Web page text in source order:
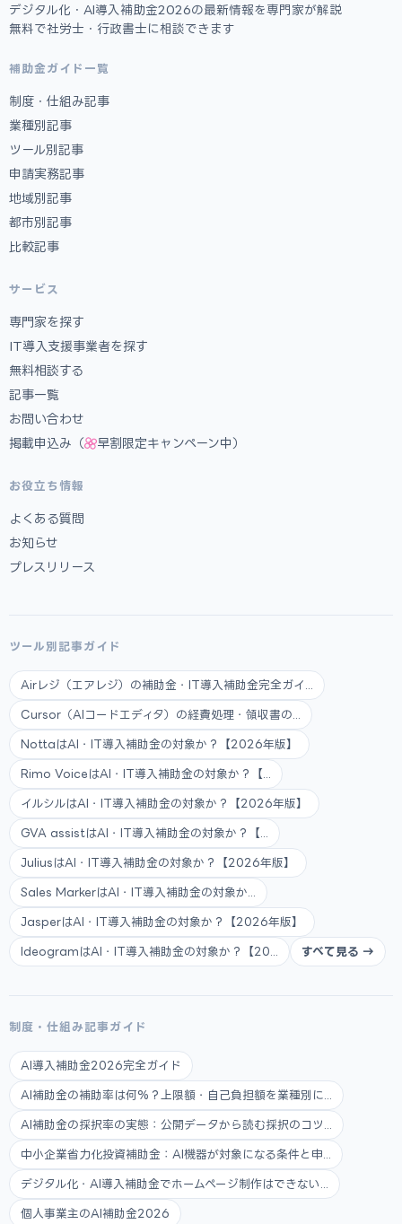
デジタル化・AI導入補助金2026の最新情報を専門家が解説
無料で社労士・行政書士に相談できます
補助金ガイド一覧
制度・仕組み記事
業種別記事
ツール別記事
申請実務記事
地域別記事
都市別記事
比較記事
サービス
専門家を探す
IT導入支援事業者を探す
無料相談する
記事一覧
お問い合わせ
掲載申込み（
早割限定キャンペーン中）
お役立ち情報
よくある質問
お知らせ
プレスリリース
ツール別記事ガイド
Airレジ（エアレジ）の補助金・IT導入補助金完全ガイ...
Cursor（AIコードエディタ）の経費処理・領収書の...
NottaはAI・IT導入補助金の対象か？【2026年版】
Rimo VoiceはAI・IT導入補助金の対象か？【...
イルシルはAI・IT導入補助金の対象か？【2026年版】
GVA assistはAI・IT導入補助金の対象か？【...
JuliusはAI・IT導入補助金の対象か？【2026年版】
Sales MarkerはAI・IT導入補助金の対象か...
JasperはAI・IT導入補助金の対象か？【2026年版】
IdeogramはAI・IT導入補助金の対象か？【20... すべて見る →
制度・仕組み記事ガイド
AI導入補助金2026完全ガイド
AI補助金の補助率は何%？上限額・自己負担額を業種別に...
AI補助金の採択率の実態：公開データから読む採択のコツ...
中小企業省力化投資補助金：AI機器が対象になる条件と申...
デジタル化・AI導入補助金でホームページ制作はできない...
個人事業主のAI補助金2026